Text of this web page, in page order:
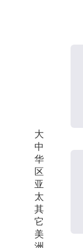
大
中
华
区
亚
太
其
它
美